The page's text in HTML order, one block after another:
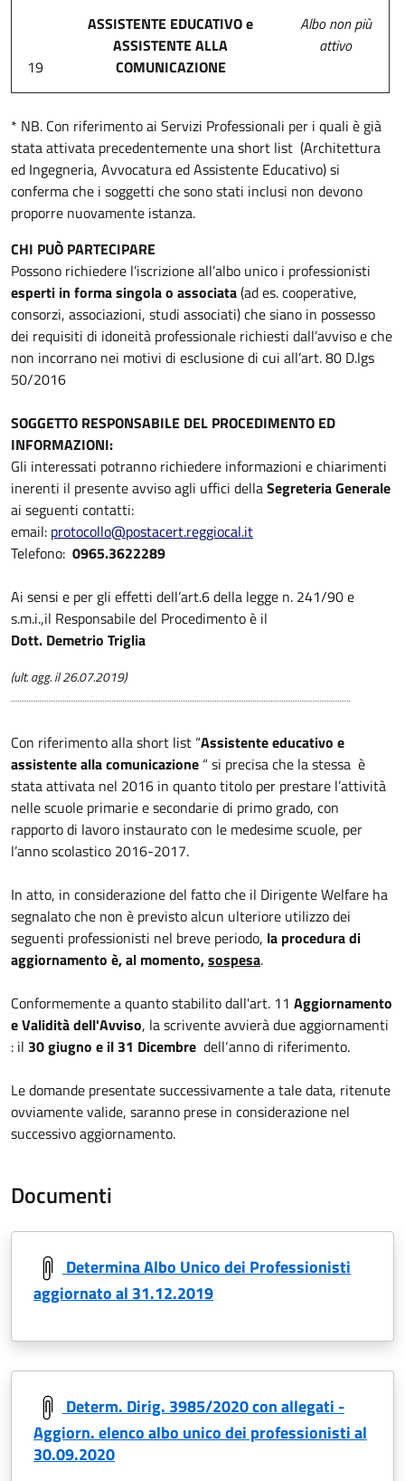
19
ASSISTENTE EDUCATIVO e
ASSISTENTE ALLA
COMUNICAZIONE
Albo non più
attivo
* NB. Con riferimento ai Servizi Professionali per i quali è già
stata attivata precedentemente una short list (Architettura
ed Ingegneria, Avvocatura ed Assistente Educativo) si
conferma che i soggetti che sono stati inclusi non devono
proporre nuovamente istanza.
CHI PUÒ PARTECIPARE
Possono richiedere l’iscrizione all’albo unico i professionisti
esperti in forma singola o associata(ad es. cooperative,
consorzi, associazioni, studi associati) che siano in possesso
dei requisiti di idoneità professionale richiesti dall’avviso e che
non incorrano nei motivi di esclusione di cui all’art. 80 D.lgs
50/2016
SOGGETTO RESPONSABILE DEL PROCEDIMENTO ED
INFORMAZIONI:
Gli interessati potranno richiedere informazioni e chiarimenti
inerenti il presente avviso agli uffici dellaSegreteria Generale
ai seguenti contatti:
email: protocollo@postacert.reggiocal.it
Telefono: 0965.3622289
Ai sensi e per gli effetti dell’art.6 della legge n. 241/90 e
s.m.i.,il Responsabile del Procedimento è il
Dott. Demetrio Triglia
(ult. agg. il 26.07.2019)
Con riferimento alla short list “Assistente educativo e
assistente alla comunicazione “ si precisa che la stessa è
stata attivata nel 2016 in quanto titolo per prestare l’attività
nelle scuole primarie e secondarie di primo grado, con
rapporto di lavoro instaurato con le medesime scuole, per
l’anno scolastico 2016-2017.
In atto, in considerazione del fatto che il Dirigente Welfare ha
segnalato che non è previsto alcun ulteriore utilizzo dei
seguenti professionisti nel breve periodo, la procedura di
aggiornamento è, al momento,sospesa.
Conformemente a quanto stabilito dall'art. 11 Aggiornamento
e Validità dell'Avviso, la scrivente avvierà due aggiornamenti
: il 30 giugno e il 31 Dicembre dell‘anno di riferimento.
Le domande presentate successivamente a tale data, ritenute
ovviamente valide, saranno prese in considerazione nel
successivo aggiornamento.
Documenti
Determina Albo Unico dei Professionisti
aggiornato al 31.12.2019
Determ. Dirig. 3985/2020 con allegati -
Aggiorn. elenco albo unico dei professionisti al
30.09.2020